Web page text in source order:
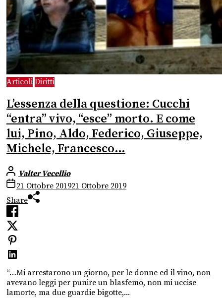
Articoli Diritti
L’essenza della questione: Cucchi
“entra” vivo, “esce” morto. E come
lui, Pino, Aldo, Federico, Giuseppe,
Michele, Francesco…
Valter Vecellio
21 Ottobre 201921 Ottobre 2019
Share
“…Mi arrestarono un giorno, per le donne ed il vino, non
avevano leggi per punire un blasfemo, non mi uccise
lamorte, ma due guardie bigotte,...